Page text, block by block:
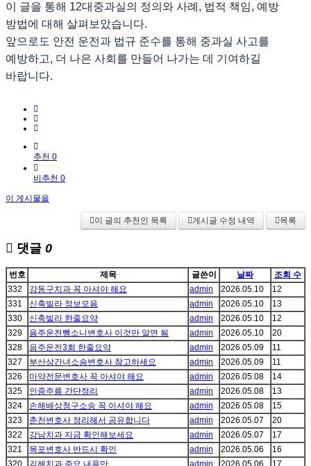
이 글을 통해 12대중과실의 정의와 사례, 법적 책임, 예방
방법에 대해 살펴보았습니다.
앞으로도 안전 운전과 법규 준수를 통해 중과실 사고를
예방하고, 더 나은 사회를 만들어 나가는 데 기여하길
바랍니다.
추천 0
비추천 0
이 게시물을
이 글의 추천인 목록 게시글 수정 내역 목록
댓글 0
번호 제목 글쓴이 날짜
조회 수
332
강동구치과 꼭 아셔야 해요 admin 2026.05.10
12
331
신축빌라 정보모음 admin 2026.05.10
13
330
신축빌라 한줄요약 admin 2026.05.10
12
329
음주운전뺑소니변호사 이것만 알면 됨 admin 2026.05.10
20
328
음주운전3회 한줄요약 admin 2026.05.09
11
327
부산상간녀소송변호사 참고하세요 admin 2026.05.09
11
326
마약전문변호사 꼭 아셔야 해요 admin 2026.05.08
14
325
인중주름 간단정리 admin 2026.05.08
13
324
손해배상청구소송 꼭 아셔야 해요 admin 2026.05.08
15
323
춘천변호사 정리해서 공유합니다 admin 2026.05.07
20
322
강남치과 지금 확인해보세요 admin 2026.05.07
17
321
목포변호사 반드시 확인 admin 2026.05.06
16
320
김해치과 주요 내용만 admin 2026.05.06 17